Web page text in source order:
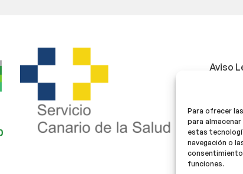
Para ofrecer
para
estas
navegación o
funciones.
Aviso